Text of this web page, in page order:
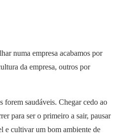
numa empresa acabamos por
da empresa, outros por
forem saudáveis. Chegar cedo ao
para ser o primeiro a sair, pausar
e cultivar um bom ambiente de